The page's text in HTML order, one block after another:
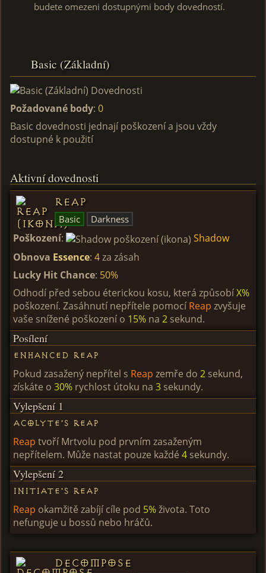
budete omezeni dostupnými body dovedností.
Basic (Základní)
Požadované body: 0
Basic dovednosti jednají poškození a jsou vždy
dostupné k použití
Aktivní dovednosti
Reap
Basic Darkness
Poškození:
Shadow
Obnova Essence: 4za zásah
Lucky Hit Chance: 50%
Odhodí před sebou éterickou kosu, která způsobíX%
poškození. Zasáhnutí nepřítele pomocíReap zvyšuje
vaše snížené poškození o 15% na 2 sekund.
Posílení
Enhanced Reap
Pokud zasažený nepřítel s Reap zemře do 2 sekund,
získáte o 30% rychlost útoku na 3 sekundy.
Vylepšení 1
Acolyte's Reap
Reap tvoří Mrtvolu pod prvním zasaženým
nepřítelem. Může nastat pouze každé 4 sekundy.
Vylepšení 2
Initiate's Reap
Reap okamžitě zabíjí cíle pod 5%života. Toto
nefunguje u bossů nebo hráčů.
Decompose